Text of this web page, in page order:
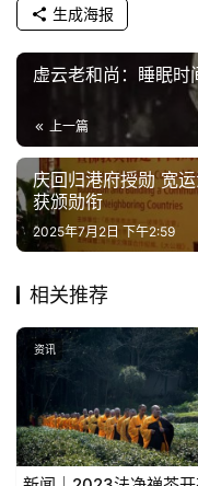
法
责
声
明
生成海报
虚云老和尚：睡眠时
上一篇
庆回归港府授勋 宽
获颁勋衔
2025年7月2日 下午2:59
相关推荐
资讯